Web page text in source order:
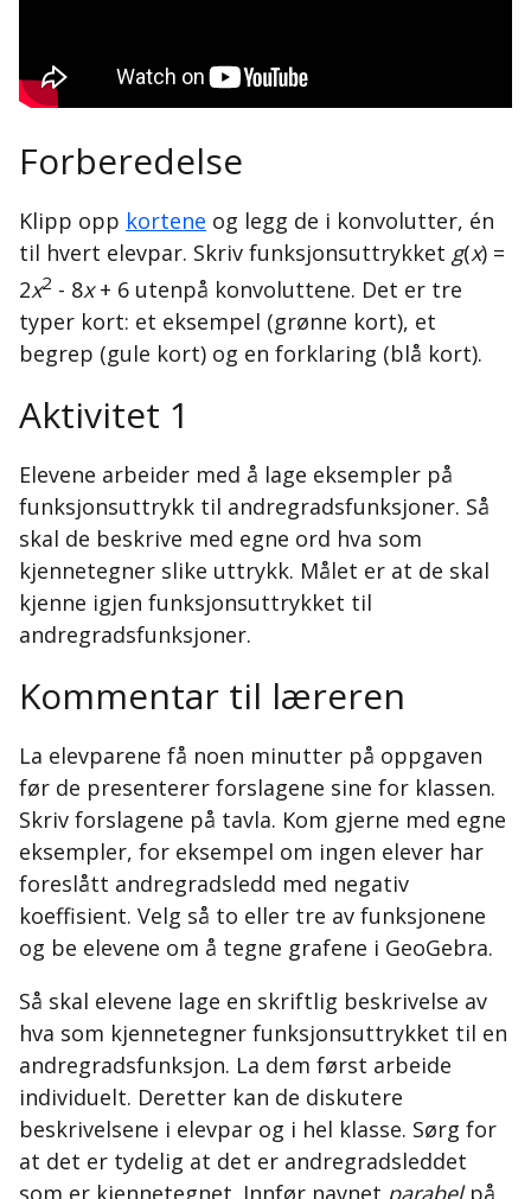
Forberedelse
Klipp opp kortene og legg de i konvolutter, én
til hvert elevpar. Skriv funksjonsuttrykket g(x) =
2x2 - 8x+ 6 utenpå konvoluttene. Det er tre
typer kort: et eksempel (grønne kort), et
begrep (gule kort) og en forklaring (blå kort).
Aktivitet 1
Elevene arbeider med å lage eksempler på
funksjonsuttrykk til andregradsfunksjoner. Så
skal de beskrive med egne ord hva som
kjennetegner slike uttrykk. Målet er at de skal
kjenne igjen funksjonsuttrykket til
andregradsfunksjoner.
Kommentar til læreren
La elevparene få noen minutter på oppgaven
før de presenterer forslagene sine for klassen.
Skriv forslagene på tavla. Kom gjerne med egne
eksempler, for eksempel om ingen elever har
foreslått andregradsledd med negativ
koeffisient. Velg så to eller tre av funksjonene
og be elevene om å tegne grafene i GeoGebra.
Så skal elevene lage en skriftlig beskrivelse av
hva som kjennetegner funksjonsuttrykket til en
andregradsfunksjon. La dem først arbeide
individuelt. Deretter kan de diskutere
beskrivelsene i elevpar og i hel klasse. Sørg for
at det er tydelig at det er andregradsleddet